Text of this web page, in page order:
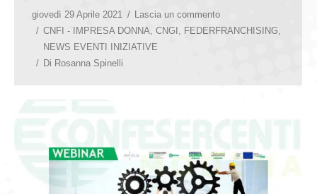
giovedì 29 Aprile 2021
Lascia un commento
CNFI - IMPRESA DONNA CNGI FEDERFRANCHISING
NEWS EVENTI INIZIATIVE
Di Rosanna Spinelli